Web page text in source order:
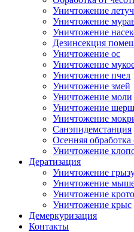
Уничтожение
Уничтожение
Уничтожение
Дезинсекция
Уничтожение ос
Уничтожение
Уничтожение пчел
Уничтожение змей
Уничтожение моли
Уничтожение
Уничтожение
Санэпидемстанция
Осенняя обработка
Уничтожение
Дератизация
Уничтожение
Уничтожение
Уничтожение
Уничтожение крыс
Демеркуризация
Контакты